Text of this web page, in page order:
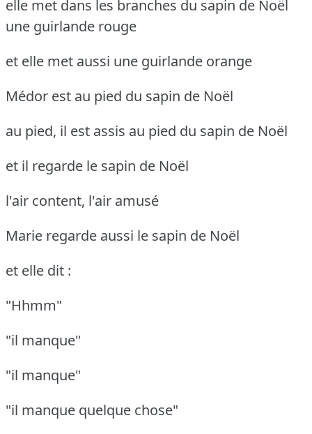
elle met dans les branches du sapin de Noël
une guirlande rouge
et elle met aussi une guirlande orange
Médor est au pied du sapin de Noël
au pied, il est assis au pied du sapin de Noël
et il regarde le sapin de Noël
l'air content, l'air amusé
Marie regarde aussi le sapin de Noël
et elle dit :
"Hhmm"
"il manque"
"il manque"
"il manque quelque chose"